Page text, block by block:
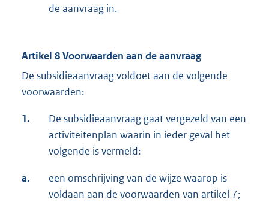
de aanvraag in.
Artikel 8 Voorwaarden aan de aanvraag
De subsidieaanvraag voldoet aan de volgende
voorwaarden:
1.
De subsidieaanvraag gaat vergezeld van een
activiteitenplan waarin in ieder geval het
volgende is vermeld:
a.
een omschrijving van de wijze waarop is
voldaan aan de voorwaarden van artikel 7;